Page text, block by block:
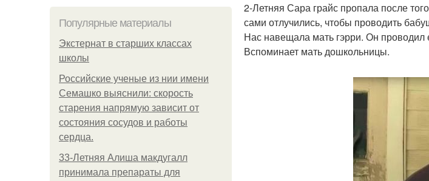
Популярные материалы
Экстернат в старших классах
школы
Российские ученые из нии имени
Семашко выяснили: скорость
старения напрямую зависит от
состояния сосудов и работы
сердца.
33-Летняя Алиша макдугалл
принимала препараты для
2-Летняя Сара грайс пропала после
сами отлучились, чтобы проводить
Нас навещала мать гэрри. Он
Вспоминает мать дошкольницы.